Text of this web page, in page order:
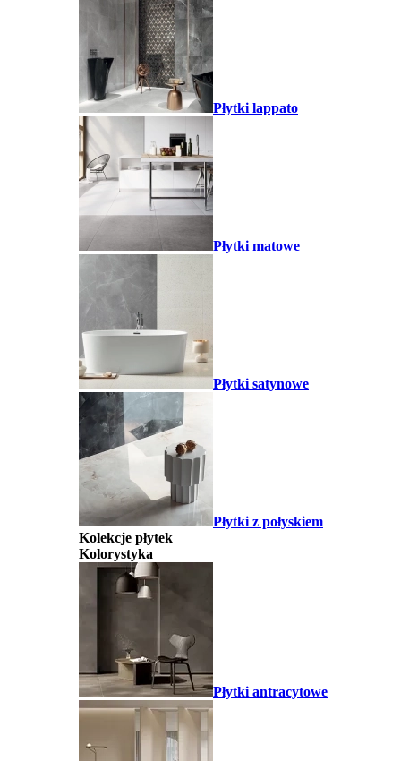
Płytki lappato
Płytki matowe
Płytki satynowe
Płytki z połyskiem
Kolekcje płytek
Kolorystyka
Płytki antracytowe